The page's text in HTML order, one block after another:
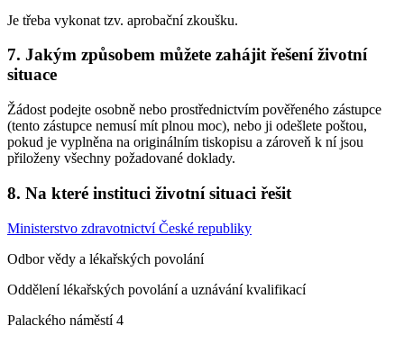
Je třeba vykonat tzv. aprobační zkoušku.
7. Jakým způsobem můžete zahájit řešení životní
situace
Žádost podejte osobně nebo prostřednictvím pověřeného zástupce
(tento zástupce nemusí mít plnou moc), nebo ji odešlete poštou,
pokud je vyplněna na originálním tiskopisu a zároveň k ní jsou
přiloženy všechny požadované doklady.
8. Na které instituci životní situaci řešit
Ministerstvo zdravotnictví České republiky
Odbor vědy a lékařských povolání
Oddělení lékařských povolání a uznávání kvalifikací
Palackého náměstí 4